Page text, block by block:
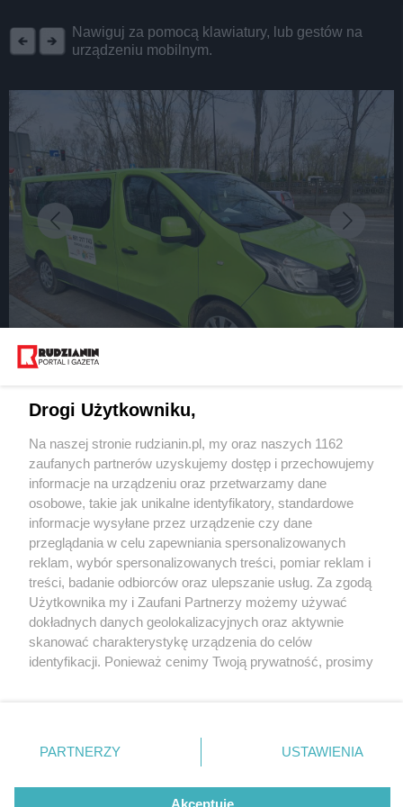
Nawiguj za pomocą klawiatury, lub gestów na
urządzeniu mobilnym.
"Dzwonię i jadę" w Rudzie Śląskiej. Darmowy
już ósma edycja projektu
2 / 3
Ruda slaska dzwonie i jade 2
Darmowy transport do sklepu, przychodni czy
muzeum? W Rudzie Śląskiej już po raz ósmy startuje
akcja bezpłatnych przejazdów dla starszych
mieszkańców. "Popularność, jaką od początku cieszy
wiceprezydent Rudy Śląskiej Anna Krzysteczko.
Wydawca mediów
Nie zapomnij
zapoznać się z:
polityką prywatności regulamin korzystania z portali
Twojemiasto
Piekary Śląskie
Chorzów
Tarnowskie Góry
Gliwice
Skontakuj sięz nami
Kontakt
Wydawca
Redakcja
Drogi Użytkowniku,
Na naszej stronie rudzianin.pl, my oraz naszych 1162
zaufanych partnerów uzyskujemy dostęp i przechowujemy
informacje na urządzeniu oraz przetwarzamy dane
osobowe, takie jak unikalne identyfikatory, standardowe
informacje wysyłane przez urządzenie czy dane
przeglądania w celu zapewniania spersonalizowanych
reklam, wybór spersonalizowanych treści, pomiar reklam i
treści, badanie odbiorców oraz ulepszanie usług. Za zgodą
Użytkownika my i Zaufani Partnerzy możemy używać
dokładnych danych geolokalizacyjnych oraz aktywnie
skanować charakterystykę urządzenia do celów
identyfikacji. Ponieważ cenimy Twoją prywatność, prosimy
prywatności znajdujący się w lewym dolnym rogu strony
. Niektóre rodzaje przetwarzania danych nie wymagają
zgody użytkownika, ale masz prawo sprzeciwić się
takiemu przetwarzaniu. Preferencje będą miały
PARTNERZY USTAWIENIA
Akceptuję